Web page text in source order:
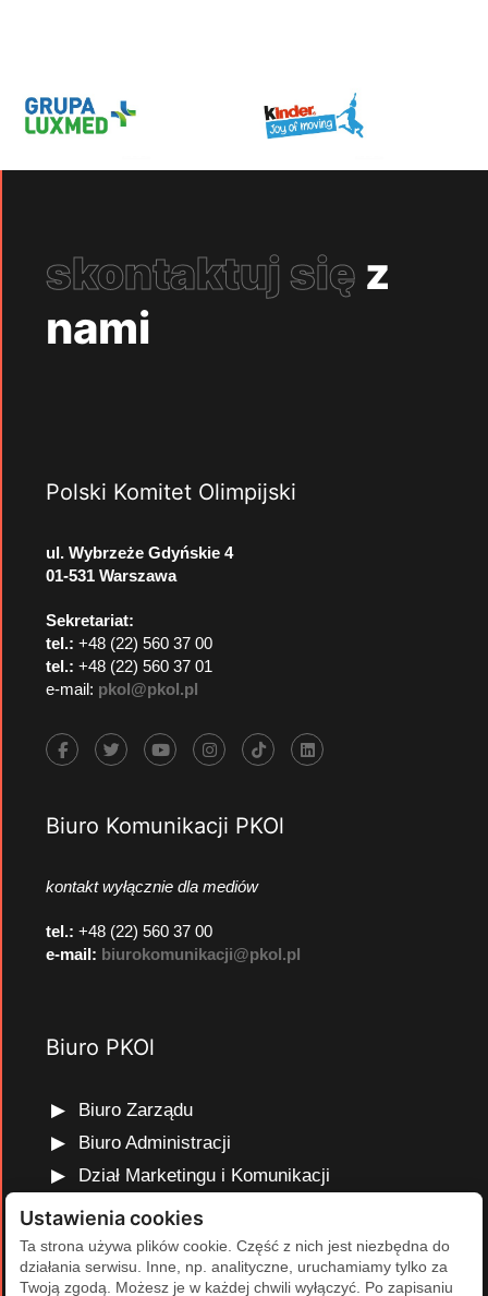
skontaktuj się z
nami
Polski Komitet Olimpijski
ul. Wybrzeże Gdyńskie 4
01-531 Warszawa
Sekretariat:
tel.: +48 (22) 560 37 00
tel.: +48 (22) 560 37 01
e-mail: pkol@pkol.pl
Biuro Komunikacji PKOl
kontakt wyłącznie dla mediów
tel.: +48 (22) 560 37 00
e-mail: biurokomunikacji@pkol.pl
Biuro PKOl
Biuro Zarządu
Biuro Administracji
Dział Marketingu i Komunikacji
Dział Edukacji Olimpijskiej
Dział Finansów i Kadr
Dział Projektów Olimpijskich
Ustawienia cookies
Ta strona używa plików cookie. Część z nich jest niezbędna do
działania serwisu. Inne, np. analityczne, uruchamiamy tylko za
Twoją zgodą. Możesz je w każdej chwili wyłączyć. Po zapisaniu